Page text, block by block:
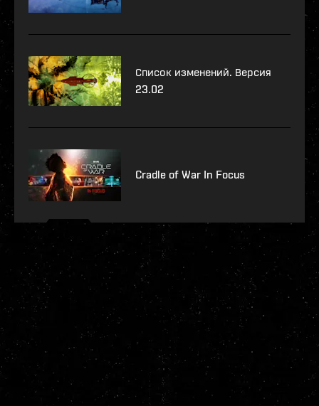
Список изменений. Версия
23.02
Cradle of War In Focus